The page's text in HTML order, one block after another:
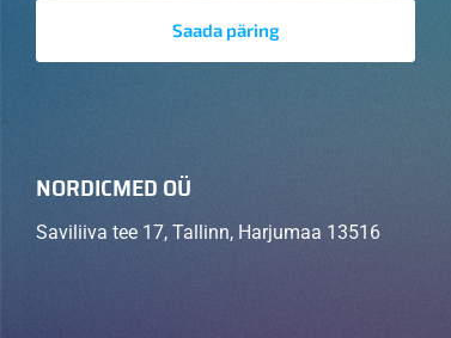
Saada päring
NORDICMED OÜ
Saviliiva tee 17, Tallinn, Harjumaa 13516